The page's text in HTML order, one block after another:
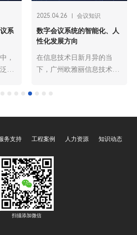
系
，
。
系
入
准
2025.04.26 会议知识
数字会议系统的智能化、人
性化发展方向
在信息技术日新月异的当
下，广州欧雅丽信息技术有
朝着智能化、人性化的方向
仅深刻改变了传统会议模
带来了前所未有的便捷与高
效。
务支持 工程案例 人力资源 知识动态
扫描添加微信